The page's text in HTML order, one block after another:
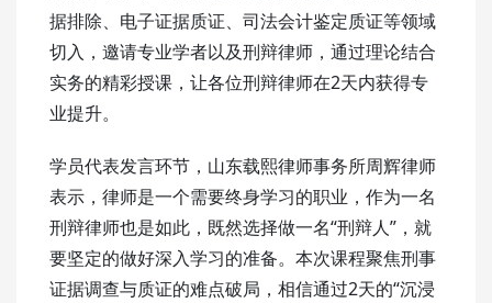
据排除、电子证据质证、司法会计鉴定质证等领域
切入，邀请专业学者以及刑辩律师，通过理论结合
实务的精彩授课，让各位刑辩律师在2天内获得专
业提升。
学员代表发言环节，山东载熙律师事务所周辉律师
表示，律师是一个需要终身学习的职业，作为一名
刑辩律师也是如此，既然选择做一名“刑辩人”，就
要坚定的做好深入学习的准备。本次课程聚焦刑事
证据调查与质证的难点破局，相信通过2天的“沉浸